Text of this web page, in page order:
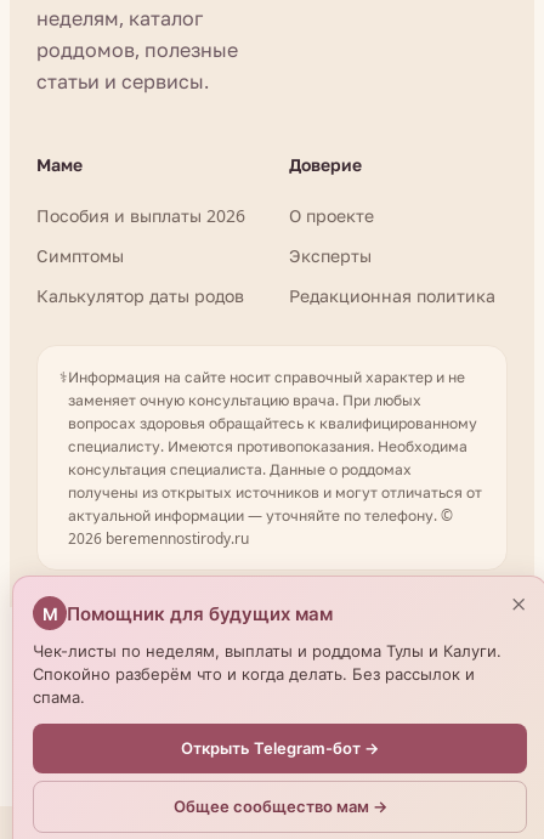
неделям, каталог
роддомов, полезные
статьи и сервисы.
Маме
Пособия и выплаты 2026
Симптомы
Калькулятор даты родов
Доверие
О проекте
Эксперты
Редакционная политика
⚕️Информация на сайте носит справочный характер и не
заменяет очную консультацию врача. При любых
вопросах здоровья обращайтесь к квалифицированному
специалисту. Имеются противопоказания. Необходима
консультация специалиста. Данные о роддомах
получены из открытых источников и могут отличаться от
актуальной информации — уточняйте по телефону. ©
2026 beremennostirody.ru
Мы используем cookies.Подробнее
М Помощник для будущих мам
Чек-листы по неделям, выплаты и роддома Тулы и Калуги.
Спокойно разберём что и когда делать. Без рассылок и
спама.
Открыть Telegram-бот →
Общее сообщество мам →
×